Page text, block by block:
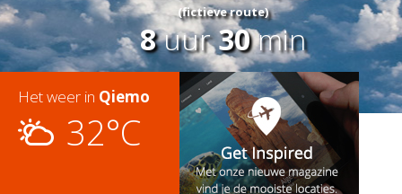
(fictieve route)
8uur30min
Het weer in Qiemo
32°C